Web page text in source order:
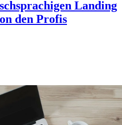
Landing
den Profis